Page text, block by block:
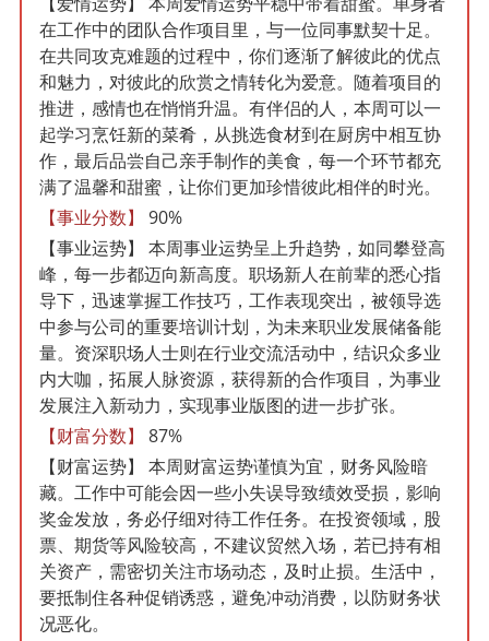
在工作中的团队合作项目里，与一位同事默契十足。
在共同攻克难题的过程中，你们逐渐了解彼此的优点
和魅力，对彼此的欣赏之情转化为爱意。随着项目的
推进，感情也在悄悄升温。有伴侣的人，本周可以一
起学习烹饪新的菜肴，从挑选食材到在厨房中相互协
作，最后品尝自己亲手制作的美食，每一个环节都充
满了温馨和甜蜜，让你们更加珍惜彼此相伴的时光。
【事业分数】
90%
【事业运势】
本周事业运势呈上升趋势，如同攀登高
峰，每一步都迈向新高度。职场新人在前辈的悉心指
导下，迅速掌握工作技巧，工作表现突出，被领导选
中参与公司的重要培训计划，为未来职业发展储备能
量。资深职场人士则在行业交流活动中，结识众多业
内大咖，拓展人脉资源，获得新的合作项目，为事业
发展注入新动力，实现事业版图的进一步扩张。
【财富分数】
87%
【财富运势】
本周财富运势谨慎为宜，财务风险暗
藏。工作中可能会因一些小失误导致绩效受损，影响
奖金发放，务必仔细对待工作任务。在投资领域，股
票、期货等风险较高，不建议贸然入场，若已持有相
关资产，需密切关注市场动态，及时止损。生活中，
要抵制住各种促销诱惑，避免冲动消费，以防财务状
况恶化。